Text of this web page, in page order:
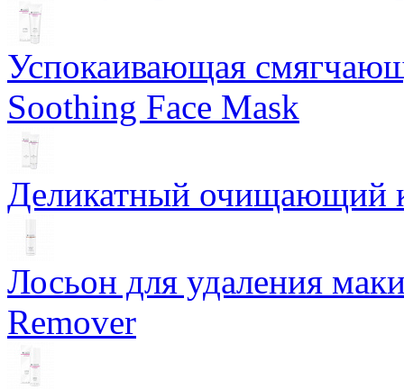
Успокаивающая
Soothing Face Mask
Деликатный очищающий
Лосьон для удаления
Remover